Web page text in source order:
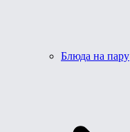
Блюда на пару